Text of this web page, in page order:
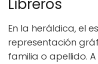
Libreros
En la heráldica, el
representación
familia o apellido.